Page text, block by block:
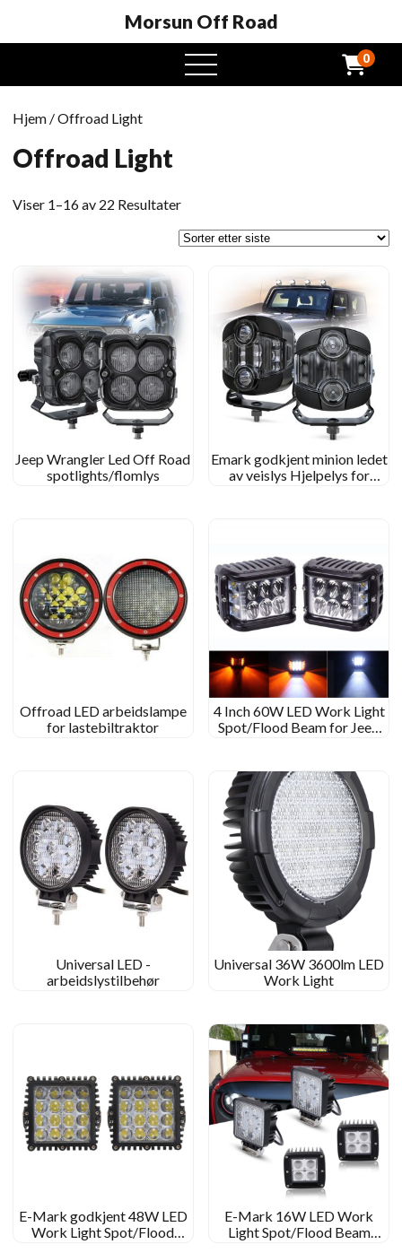
Morsun Off Road
Åpen
meny
0
Hjem / Offroad Light
Offroad Light
Viser 1–16 av 22 ResultaterSortert
siste
Jeep Wrangler Led Off Road
spotlights/flomlys
Emark godkjent minion ledet
av veislys Hjelpelys for
Offroad LED arbeidslampe
for lastebiltraktor
4 Inch 60W LED Work Light
Spot/Flood Beam for Jeep
Universal LED -
arbeidslystilbehør
Universal 36W 3600lm LED
Work Light
E-Mark godkjent 48W LED
Work Light Spot/Flood
E-Mark 16W LED Work
Light Spot/Flood Beam